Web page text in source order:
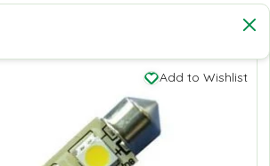
Add to Wishlist